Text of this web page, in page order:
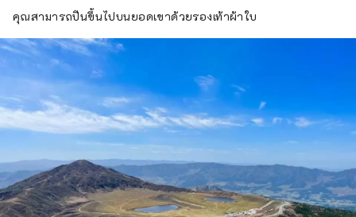
คุณสามารถปีนขึ้นไปบนยอดเขาด้วยรองเท้าผ้าใบ